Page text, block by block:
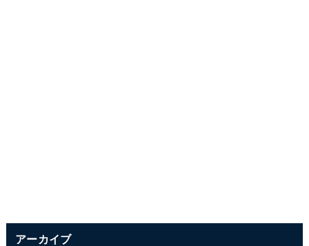
アーカイブ